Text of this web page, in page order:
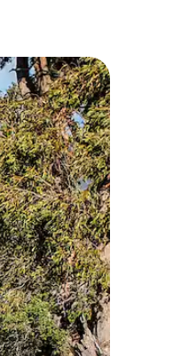
ili prelaskom prstom po